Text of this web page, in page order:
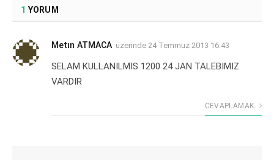
1 YORUM
Metın ATMACA üzerinde 24 Temmuz 2013 16:43
SELAM KULLANILMIS 1200 24 JAN TALEBIMIZ
VARDIR
CEVAPLAMAK